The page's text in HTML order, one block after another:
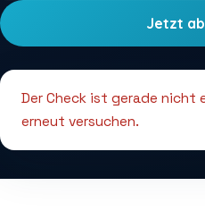
Jetzt
Der Check ist gerade nicht
erneut versuchen.